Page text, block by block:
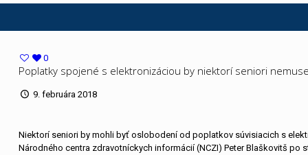
0
Poplatky spojené s elektronizáciou by niektorí seniori
9. februára 2018
Niektorí seniori by mohli byť oslobodení od poplatkov súvisiacich s
Národného centra zdravotníckych informácií (NCZI) Peter Blaškovitš po